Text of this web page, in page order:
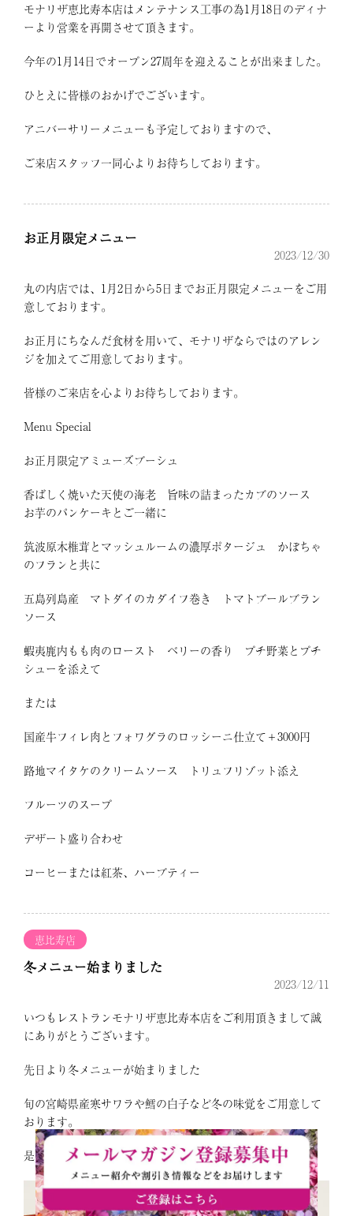
モナリザ恵比寿本店はメンテナンス工事の為1月18日のディナ
ーより営業を再開させて頂きます。
今年の1月14日でオープン27周年を迎えることが出来ました。
ひとえに皆様のおかげでございます。
アニバーサリーメニューも予定しておりますので、
ご来店スタッフ一同心よりお待ちしております。
お正月限定メニュー
2023/12/30
丸の内店では、1月2日から5日までお正月限定メニューをご用
意しております。
お正月にちなんだ食材を用いて、モナリザならではのアレン
ジを加えてご用意しております。
皆様のご来店を心よりお待ちしております。
Menu Special
お正月限定アミューズブーシュ
香ばしく焼いた天使の海老 旨味の詰まったカブのソース
お芋のパンケーキとご一緒に
筑波原木椎茸とマッシュルームの濃厚ポタージュ かぼちゃ
のフランと共に
五島列島産 マトダイのカダイフ巻き トマトブールブラン
ソース
蝦夷鹿内もも肉のロースト ベリーの香り プチ野菜とプチ
シューを添えて
または
国産牛フィレ肉とフォワグラのロッシーニ仕立て＋3000円
路地マイタケのクリームソース トリュフリゾット添え
フルーツのスープ
デザート盛り合わせ
コーヒーまたは紅茶、ハーブティー
恵比寿店
冬メニュー始まりました
2023/12/11
いつもレストランモナリザ恵比寿本店をご利用頂きまして誠
にありがとうございます。
先日より冬メニューが始まりました
旬の宮崎県産寒サワラや鱈の白子など冬の味覚をご用意して
おります。
是非この機会にお召し上がりください。